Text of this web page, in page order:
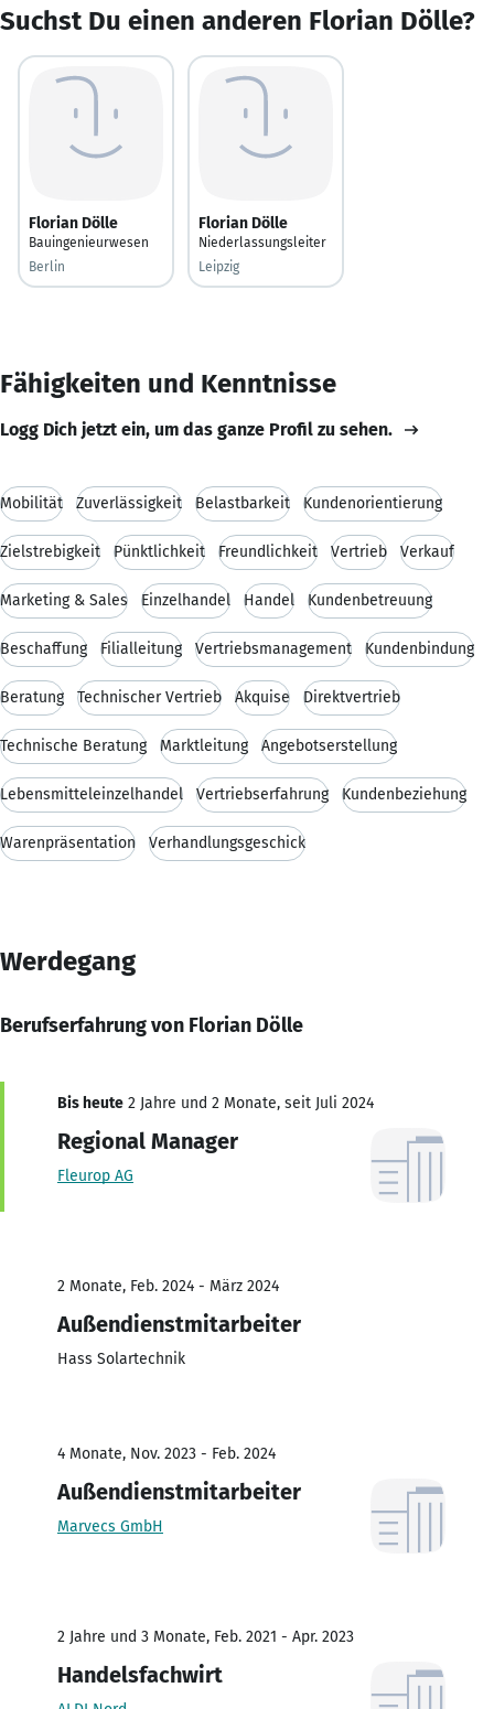
Suchst Du einen anderen Florian Dölle?
Florian Dölle
Bauingenieurwesen
Berlin
Florian Dölle
Niederlassungsleiter
Leipzig
Fähigkeiten und Kenntnisse
Logg Dich jetzt ein, um das ganze Profil zu sehen.
Mobilität Zuverlässigkeit Belastbarkeit Kundenorientierung
Zielstrebigkeit Pünktlichkeit Freundlichkeit Vertrieb Verkauf
Marketing & Sales Einzelhandel Handel Kundenbetreuung
Beschaffung Filialleitung Vertriebsmanagement Kundenbindung
Beratung Technischer Vertrieb Akquise Direktvertrieb
Technische Beratung Marktleitung Angebotserstellung
Lebensmitteleinzelhandel Vertriebserfahrung Kundenbeziehung
Warenpräsentation Verhandlungsgeschick
Werdegang
Berufserfahrung von Florian Dölle
Bis heute 2 Jahre und 2 Monate, seit Juli 2024
Regional Manager
Fleurop AG
2 Monate, Feb. 2024 - März 2024
Außendienstmitarbeiter
Hass Solartechnik
4 Monate, Nov. 2023 - Feb. 2024
Außendienstmitarbeiter
Marvecs GmbH
2 Jahre und 3 Monate, Feb. 2021 - Apr. 2023
Handelsfachwirt